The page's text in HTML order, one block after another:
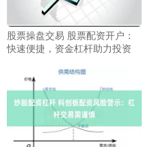
股票操盘交易 股票配资开户：
快速便捷，资金杠杆助力投资